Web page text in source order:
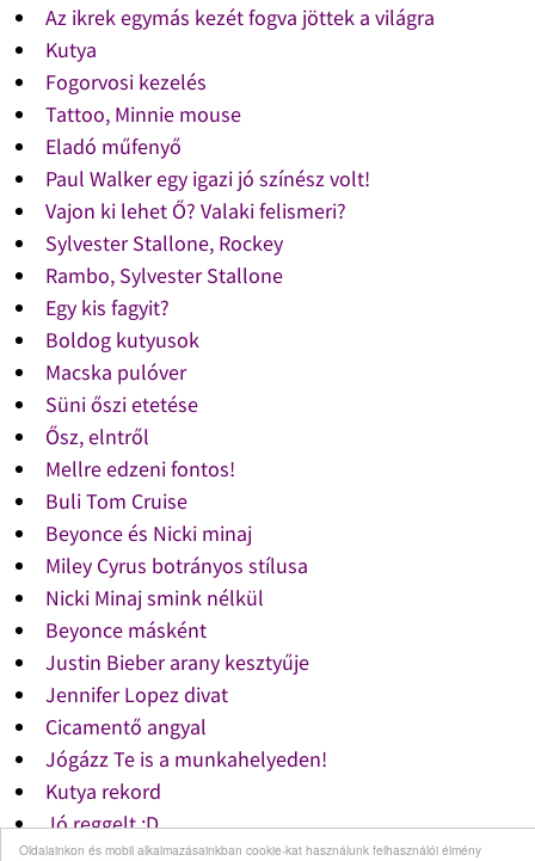
Oldalainkon és mobil alkalmazásainkban cookie-kat használunk felhasználói élmény
Az ikrek egymás kezét fogva jöttek a világra
Kutya
Fogorvosi kezelés
Tattoo, Minnie mouse
Eladó műfenyő
Paul Walker egy igazi jó színész volt!
Vajon ki lehet Ő? Valaki felismeri?
Sylvester Stallone, Rockey
Rambo, Sylvester Stallone
Egy kis fagyit?
Boldog kutyusok
Macska pulóver
Süni őszi etetése
Ősz, elntről
Mellre edzeni fontos!
Buli Tom Cruise
Beyonce és Nicki minaj
Miley Cyrus botrányos stílusa
Nicki Minaj smink nélkül
Beyonce másként
Justin Bieber arany kesztyűje
Jennifer Lopez divat
Cicamentő angyal
Jógázz Te is a munkahelyeden!
Kutya rekord
Jó reggelt :D
ősz, ősszel